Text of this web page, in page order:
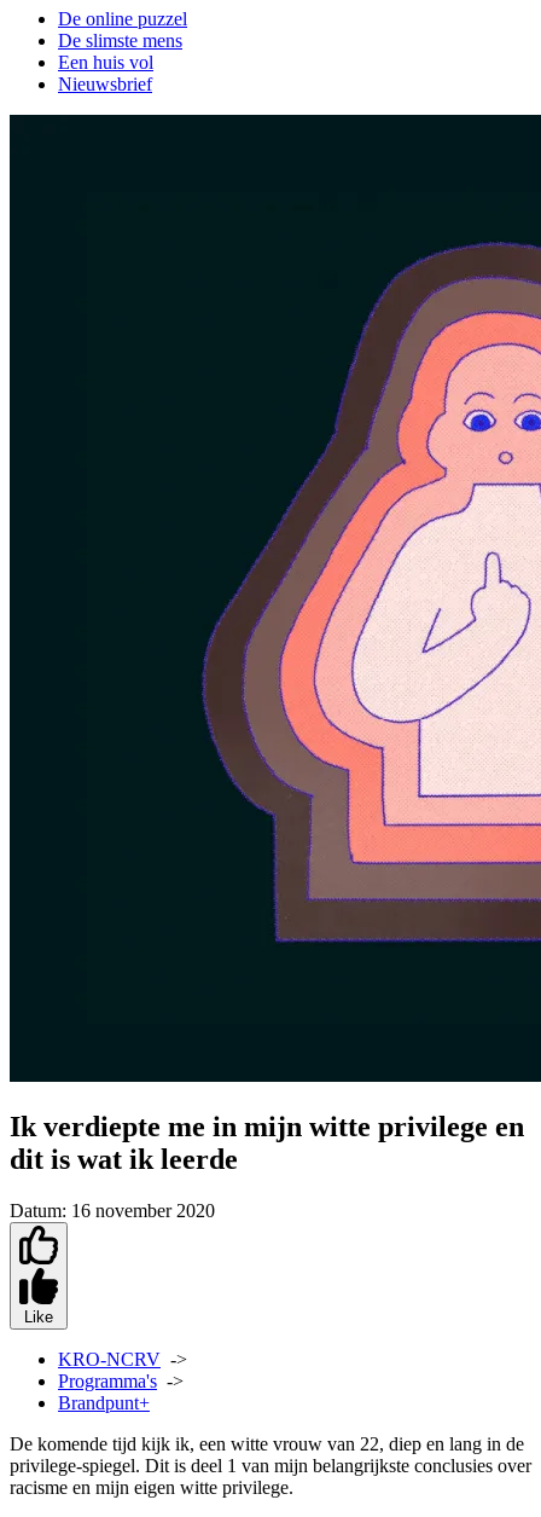
De online puzzel
De slimste mens
Een huis vol
Nieuwsbrief
Ik verdiepte me in mijn witte privilege en
dit is wat ik leerde
Datum: 16 november 2020
Like
KRO-NCRV ->
Programma's ->
Brandpunt+
De komende tijd kijk ik, een witte vrouw van 22, diep en lang in de
privilege-spiegel. Dit is deel 1 van mijn belangrijkste conclusies over
racisme en mijn eigen witte privilege.